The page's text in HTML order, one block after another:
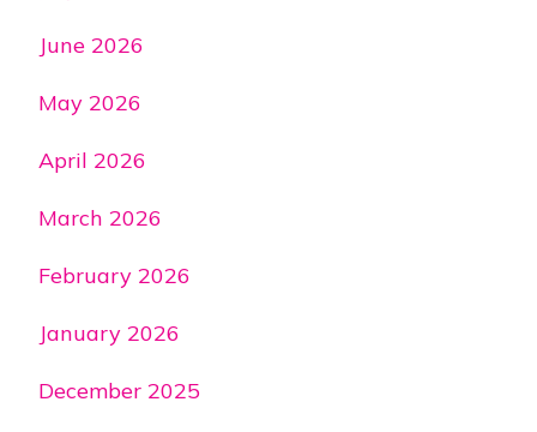
June 2026
May 2026
April 2026
March 2026
February 2026
January 2026
December 2025